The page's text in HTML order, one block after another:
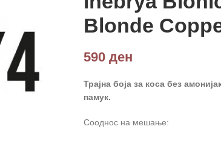
Blonde
590 ден
Трајна боја за коса без
памук.
Сооднос на мешање: